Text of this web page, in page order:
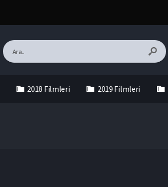
2018 Filmleri 2019 Filmleri